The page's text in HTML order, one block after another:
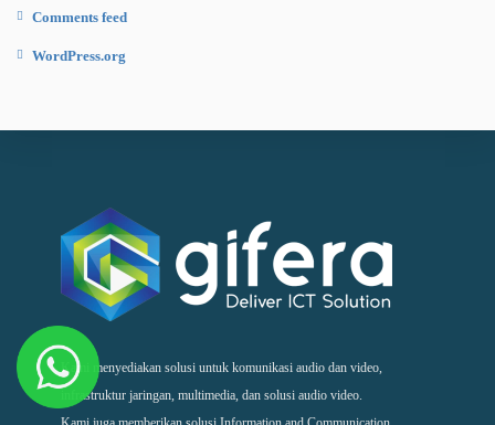
Comments feed
WordPress.org
Kami menyediakan solusi untuk komunikasi audio dan video,
infrastruktur jaringan, multimedia, dan solusi audio video.